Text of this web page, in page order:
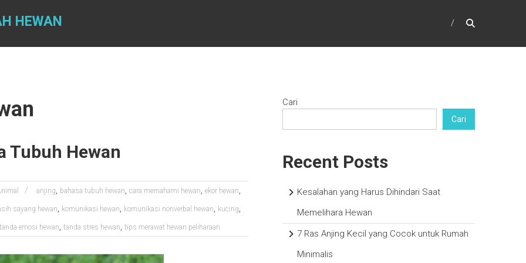
HEWAN
Tubuh Hewan
anjing, bahasa tubuh hewan, cara memahami hewan, ekor hewan,
sayang hewan, komunikasi hewan, komunikasi nonverbal hewan, kucing,
tanda emosi hewan, tanda stres hewan, tips merawat hewan peliharaan
Cari
Cari
Recent Posts
Kesalahan yang Harus Dihindari Saat
Memelihara Hewan
7 Ras Anjing Kecil yang Cocok untuk Rumah
Minimalis